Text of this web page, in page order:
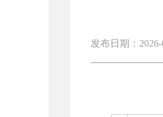
发布日期：2026-